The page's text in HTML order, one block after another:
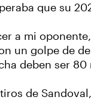
que su
a mi
un golpe de
deben ser
de